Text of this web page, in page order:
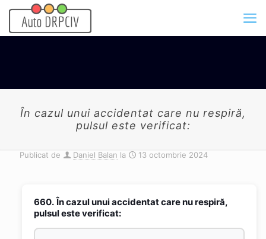
În cazul unui accidentat care nu respiră,
pulsul este verificat:
Publicat de Daniel Balan la 13 octombrie 2024
660. În cazul unui accidentat care nu respiră,
pulsul este verificat: